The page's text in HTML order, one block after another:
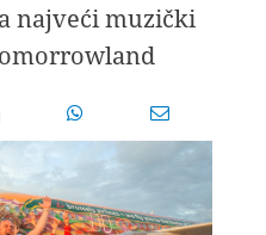
najveći muzički